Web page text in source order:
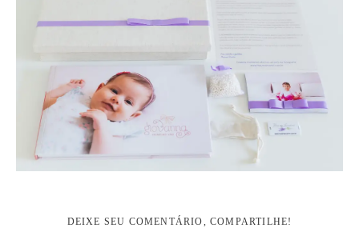
DEIXE SEU COMENTÁRIO, COMPARTILHE!